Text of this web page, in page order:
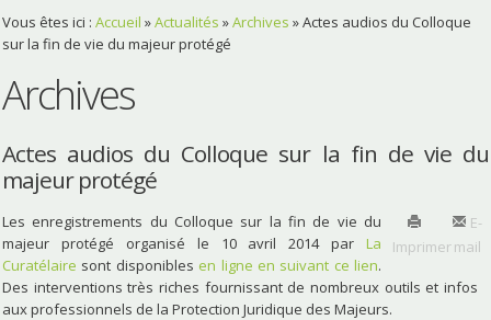
Vous êtes ici : Accueil »Actualités »Archives »Actes audios du Colloque
sur la fin de vie du majeur protégé
Archives
Actes audios du Colloque sur la fin de vie du
majeur protégé
Imprimer
E-
mail
Les enregistrements du Colloque sur la fin de vie du
majeur protégé organisé le 10 avril 2014 par La
Curatélaire sont disponibles en ligne en suivant ce lien.
Des interventions très riches fournissant de nombreux outils et infos
aux professionnels de la Protection Juridique des Majeurs.